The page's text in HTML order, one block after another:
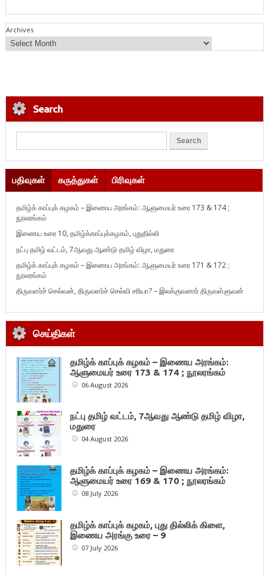
Archives
Search
பதிவுகள் கருத்துகள் பிரிவுகள்
தமிழ்க் காப்புக் கழகம் – இணைய அரங்கம்: ஆளுமையர் உரை 173 & 174 ;
நூலரங்கம்
இணைய உரை 10, தமிழ்க்காப்புக்கழகம், புதுதில்லி
நட்பு தமிழ் வட்டம், 7ஆவது ஆண்டு தமிழ் விழா, மதுரை
தமிழ்க் காப்புக் கழகம் – இணைய அரங்கம்: ஆளுமையர் உரை 171 & 172 ;
நூலரங்கம்
திருவளர்ச் செல்வன், திருவளர்ச் செல்வி சரியா? – இலக்குவனார் திருவள்ளுவன்
செய்திகள்
தமிழ்க் காப்புக் கழகம் – இணைய அரங்கம்:
ஆளுமையர் உரை 173 & 174 ; நூலரங்கம்
06 August 2026
நட்பு தமிழ் வட்டம், 7ஆவது ஆண்டு தமிழ் விழா,
மதுரை
04 August 2026
தமிழ்க் காப்புக் கழகம் – இணைய அரங்கம்:
ஆளுமையர் உரை 169 & 170 ; நூலரங்கம்
08 July 2026
தமிழ்க் காப்புக் கழகம், புது தில்லிக் கிளை,
இணைய அரங்கு உரை – 9
07 July 2026